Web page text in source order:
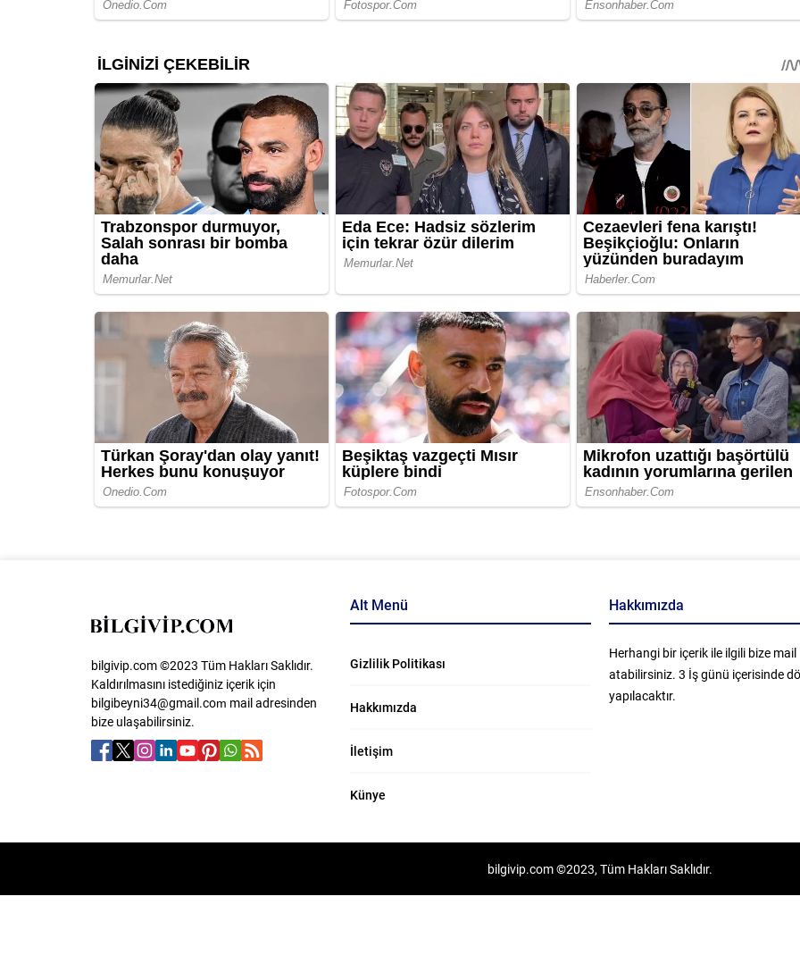
bilgivip.com ©2023 Tüm Hakları Saklıdır.
Kaldırılmasını istediğiniz içerik için
bilgibeyni34@gmail.com ​ mail adresinden
bize ulaşabilirsiniz.
Alt Menü
Gizlilik Politikası
Hakkımızda
İletişim
Künye
Hakkımızda
Herhangi bir içerik ile ilgili bize mail
atabilirsiniz. 3 İş günü içerisinde
yapılacaktır.
bilgivip.com ©2023, Tüm Hakları Saklıdır.